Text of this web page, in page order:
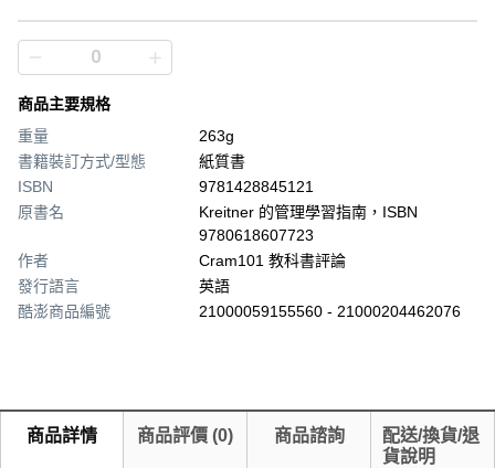
商品主要規格
重量
263g
書籍裝訂方式/型態
紙質書
ISBN
9781428845121
原書名
Kreitner 的管理學習指南，ISBN
9780618607723
作者
Cram101 教科書評論
發行語言
英語
酷澎商品編號
21000059155560 - 21000204462076
商品詳情 商品評價 (0) 商品諮詢
配送/換貨/退
貨說明